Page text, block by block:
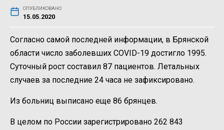
ОПУБЛИКОВАНО
15.05.2020
Согласно самой последней информации, в Брянской
области число заболевших COVID-19 достигло 1995.
Суточный рост составил 87 пациентов. Летальных
случаев за последние 24 часа не зафиксировано.
Из больниц выписано еще 86 брянцев.
В целом по России зарегистрировано 262 843